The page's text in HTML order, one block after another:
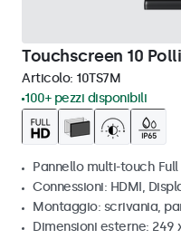
Touchscreen 10
Articolo: 10TS7M
100+ pezzi disponibili
Pannello multi-touch Full
Connessioni: HDMI,
Montaggio: scrivania,
Dimensioni esterne: 249